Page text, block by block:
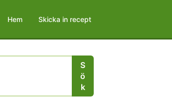
Hem Skicka in recept
S
ö
k